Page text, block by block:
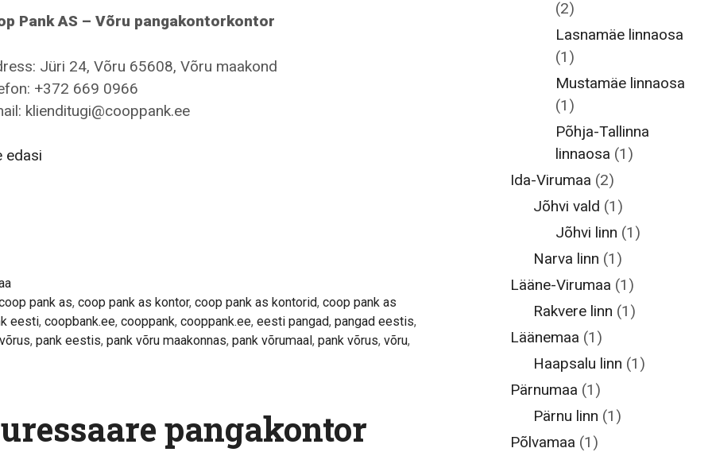
Pank AS – Võru pangakontorkontor
Jüri 24, Võru 65608, Võru maakond
+372 669 0966
klienditugi@cooppank.ee
edasiCoop
pank as, coop pank as kontor, coop pank as kontorid, coop pank as
eesti, coopbank.ee, cooppank, cooppank.ee, eesti pangad, pangad eestis,
, pank eestis, pank võru maakonnas, pank võrumaal , pank võrus, võru,
pangakontor
(2)
Lasnamäe linnaosa
(1)
Mustamäe linnaosa
(1)
Põhja-Tallinna
linnaosa (1)
Ida-Virumaa (2)
Jõhvi vald (1)
Jõhvi linn (1)
Narva linn (1)
Lääne-Virumaa (1)
Rakvere linn (1)
Läänemaa (1)
Haapsalu linn (1)
Pärnumaa (1)
Pärnu linn (1)
Põlvamaa (1)